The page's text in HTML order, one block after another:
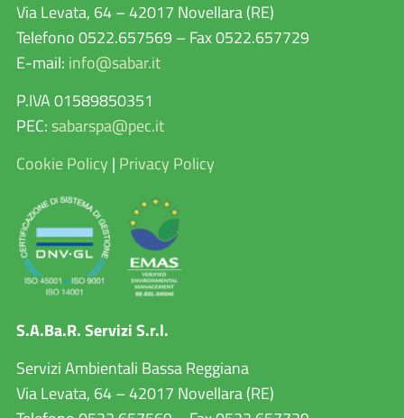
Via Levata, 64 – 42017 Novellara (RE)
Telefono 0522.657569 – Fax 0522.657729
E-mail: info@sabar.it
P.IVA 01589850351
PEC: sabarspa@pec.it
Cookie Policy | Privacy Policy
S.A.Ba.R. Servizi S.r.l.
Servizi Ambientali Bassa Reggiana
Via Levata, 64 – 42017 Novellara (RE)